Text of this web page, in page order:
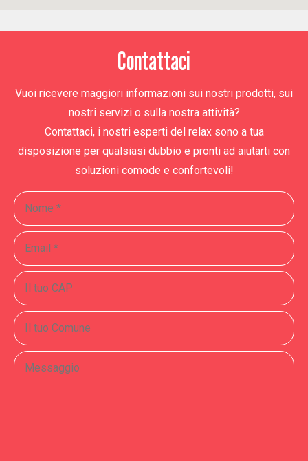
Contattaci
Vuoi ricevere maggiori informazioni sui nostri prodotti, sui
nostri servizi o sulla nostra attività?
Contattaci, i nostri esperti del relax sono a tua
disposizione per qualsiasi dubbio e pronti ad aiutarti con
soluzioni comode e confortevoli!